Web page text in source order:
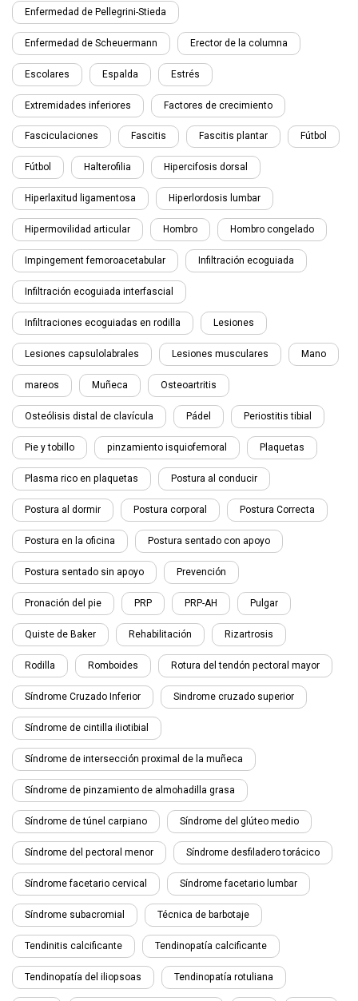
Enfermedad de Pellegrini-Stieda
Enfermedad de Scheuermann Erector de la columna
Escolares Espalda Estrés
Extremidades inferiores Factores de crecimiento
Fasciculaciones Fascitis Fascitis plantar Fútbol
Fútbol Halterofilia Hipercifosis dorsal
Hiperlaxitud ligamentosa Hiperlordosis lumbar
Hipermovilidad articular Hombro Hombro congelado
Impingement femoroacetabular Infiltración ecoguiada
Infiltración ecoguiada interfascial
Infiltraciones ecoguiadas en rodilla Lesiones
Lesiones capsulolabrales Lesiones musculares Mano
mareos Muñeca Osteoartritis
Osteólisis distal de clavícula Pádel Periostitis tibial
Pie y tobillo pinzamiento isquiofemoral Plaquetas
Plasma rico en plaquetas Postura al conducir
Postura al dormir Postura corporal Postura Correcta
Postura en la oficina Postura sentado con apoyo
Postura sentado sin apoyo Prevención
Pronación del pie PRP PRP-AH Pulgar
Quiste de Baker Rehabilitación Rizartrosis
Rodilla Romboides Rotura del tendón pectoral mayor
Síndrome Cruzado Inferior Sindrome cruzado superior
Síndrome de cintilla iliotibial
Síndrome de intersección proximal de la muñeca
Síndrome de pinzamiento de almohadilla grasa
Síndrome de túnel carpiano Síndrome del glúteo medio
Síndrome del pectoral menor Síndrome desfiladero torácico
Síndrome facetario cervical Síndrome facetario lumbar
Síndrome subacromial Técnica de barbotaje
Tendinitis calcificante Tendinopatía calcificante
Tendinopatía del iliopsoas Tendinopatía rotuliana